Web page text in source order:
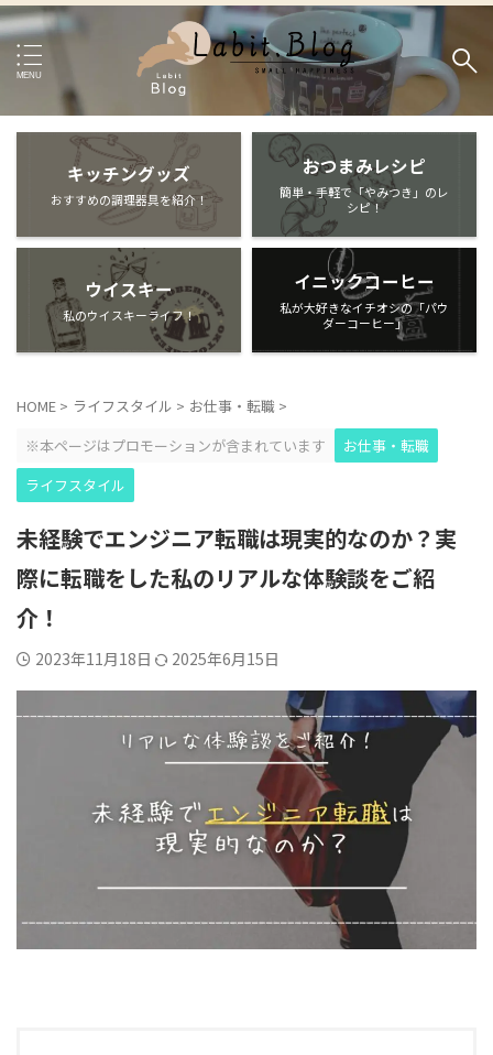
キッチングッズ
おすすめの調理器具を紹介！
おつまみレシピ
簡単・手軽で「やみつき」のレ
シピ！
ウイスキー
私のウイスキーライフ！
イニックコーヒー
私が大好きなイチオシの「パウ
ダーコーヒー」
HOME > ライフスタイル > お仕事・転職 >
※本ページはプロモーションが含まれています
お仕事・転職
ライフスタイル
未経験でエンジニア転職は現実的なのか？実
際に転職をした私のリアルな体験談をご紹
介！
2023年11月18日 2025年6月15日